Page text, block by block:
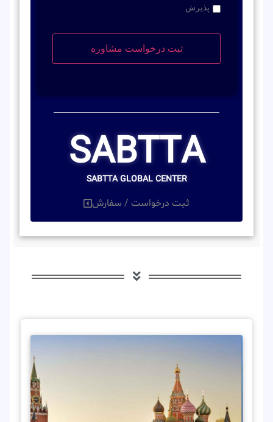
پذیرش
SABTTA
SABTTA GLOBAL CENTER
ثبت درخواست / سفارش